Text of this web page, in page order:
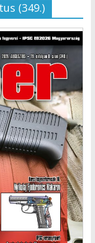
(349.)